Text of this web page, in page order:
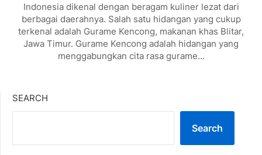
Indonesia dikenal dengan beragam kuliner lezat dari
berbagai daerahnya. Salah satu hidangan yang cukup
terkenal adalah Gurame Kencong, makanan khas Blitar,
Jawa Timur. Gurame Kencong adalah hidangan yang
menggabungkan cita rasa gurame…
SEARCH
Search